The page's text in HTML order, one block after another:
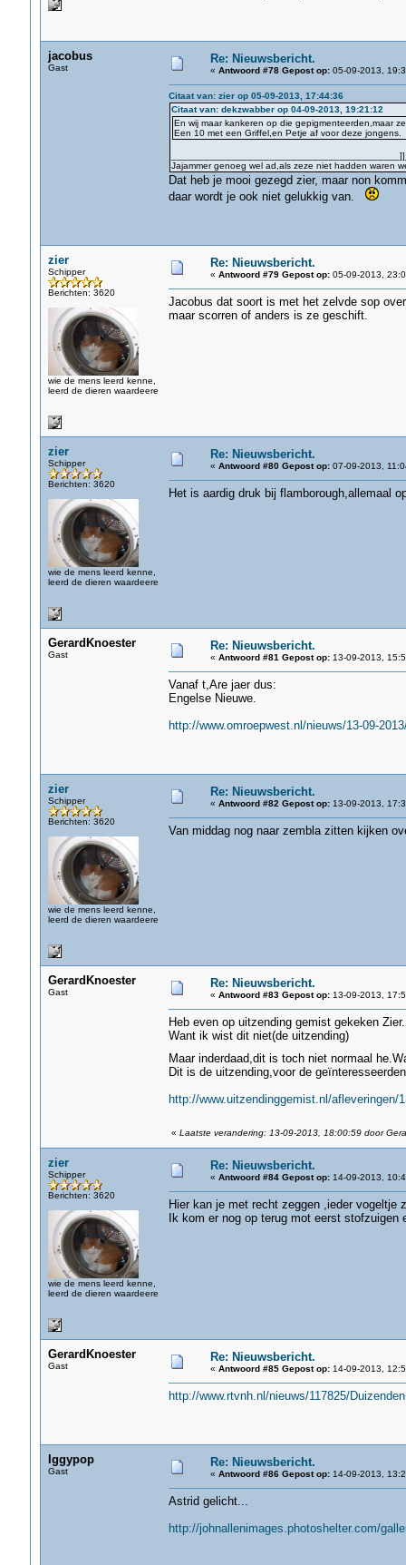
jacobus
Gast
Re: Nieuwsbericht.
« Antwoord #78 Gepost op:05-09-2013,
Citaat van: zier op 05-09-2013, 17:44:36
Citaat van: dekzwabber op 04-09-2013, 19:21:12
En wij maar kankeren op die gepigmenteerden,maar
Een 10 met een Griffel,en Petje af voor deze jongens.
Jajammer genoeg wel ad,als zeze niet hadden waren
Dat heb je mooi gezegd zier, maar non
daar wordt je ook niet gelukkig van.
zier
Schipper
Berichten: 3620
wie de mens leerd kenne,
leerd de dieren waardeere
Re: Nieuwsbericht.
« Antwoord #79 Gepost op:05-09-2013,
Jacobus dat soort is met het zelvde sop
maar scorren of anders is ze geschift.
zier
Schipper
Berichten: 3620
wie de mens leerd kenne,
leerd de dieren waardeere
Re: Nieuwsbericht.
« Antwoord #80 Gepost op:07-09-2013,
Het is aardig druk bij flamborough,allemaal
GerardKnoester
Gast
Re: Nieuwsbericht.
« Antwoord #81 Gepost op:13-09-2013,
Vanaf t,Are jaer dus:
Engelse Nieuwe.
http://www.omroepwest.nl/nieuws/13-09-
zier
Schipper
Berichten: 3620
wie de mens leerd kenne,
leerd de dieren waardeere
Re: Nieuwsbericht.
« Antwoord #82 Gepost op:13-09-2013,
Van middag nog naar zembla zitten kijken
GerardKnoester
Gast
Re: Nieuwsbericht.
« Antwoord #83 Gepost op:13-09-2013,
Heb even op uitzending gemist gekeken Zier.
Want ik wist dit niet(de uitzending)
Maar inderdaad,dit is toch niet normaal
Dit is de uitzending,voor de
http://www.uitzendinggemist.nl/afleveringen/
« Laatste verandering: 13-09-2013, 18:00:59 door
zier
Schipper
Berichten: 3620
wie de mens leerd kenne,
leerd de dieren waardeere
Re: Nieuwsbericht.
« Antwoord #84 Gepost op:14-09-2013,
Hier kan je met recht zeggen ,ieder vogeltje
Ik kom er nog op terug mot eerst stofzuigen
GerardKnoester
Gast
Re: Nieuwsbericht.
« Antwoord #85 Gepost op:14-09-2013,
http://www.rtvnh.nl/nieuws/117825/
Iggypop
Gast
Re: Nieuwsbericht.
« Antwoord #86 Gepost op:14-09-2013,
Astrid gelicht...
http://johnallenimages.photoshelter.com/